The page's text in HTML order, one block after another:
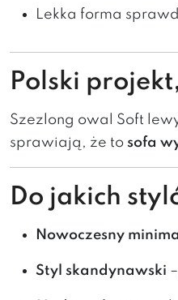
Lekka forma
Polski
Szezlong owal Soft
sprawiają, że to sofa
Do jakich
Nowoczesny
Styl skandynawski